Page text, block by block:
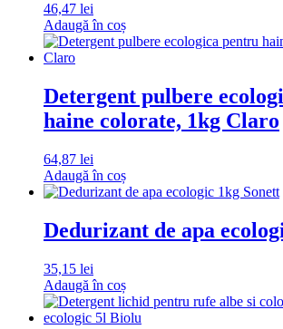
46,47 lei
Adaugă în coș
Detergent pulbere
haine colorate, 1kg Claro
64,87 lei
Adaugă în coș
Dedurizant de apa
35,15 lei
Adaugă în coș